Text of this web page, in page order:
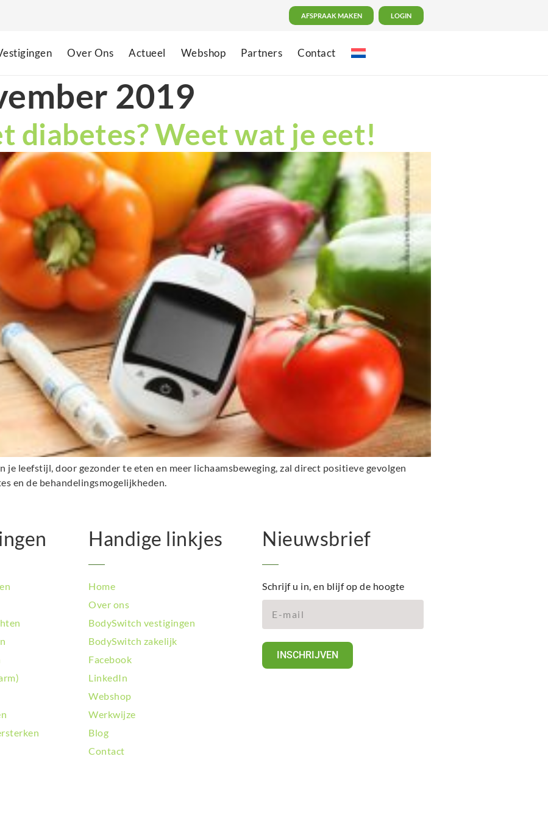
AFSPRAAK MAKEN LOGIN
Over Ons Actueel Webshop Partners Contact
2019
diabetes? Weet wat je eet!
je leefstijl, door gezonder te eten en meer lichaamsbeweging, zal direct positieve gevolgen
en de behandelingsmogelijkheden.
Handige linkjes
Home
Over ons
BodySwitch vestigingen
BodySwitch zakelijk
Facebook
LinkedIn
Webshop
Werkwijze
Blog
Contact
Nieuwsbrief
Schrijf u in, en blijf op de hoogte
INSCHRIJVEN